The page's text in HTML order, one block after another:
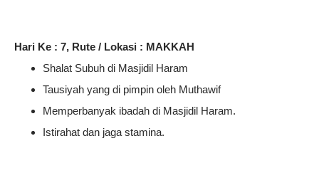
Hari Ke : 7, Rute / Lokasi : MAKKAH
Shalat Subuh di Masjidil Haram
Tausiyah yang di pimpin oleh Muthawif
Memperbanyak ibadah di Masjidil Haram.
Istirahat dan jaga stamina.